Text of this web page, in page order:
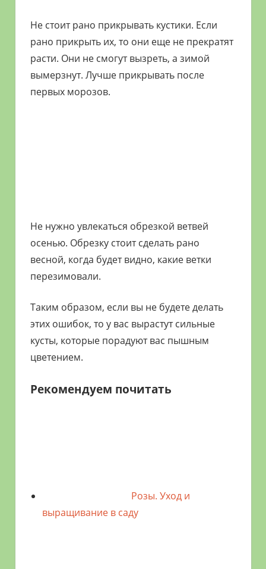
Не стоит рано прикрывать кустики. Если
рано прикрыть их, то они еще не прекратят
расти. Они не смогут вызреть, а зимой
вымерзнут. Лучше прикрывать после
первых морозов.
Не нужно увлекаться обрезкой ветвей
осенью. Обрезку стоит сделать рано
весной, когда будет видно, какие ветки
перезимовали.
Таким образом, если вы не будете делать
этих ошибок, то у вас вырастут сильные
кусты, которые порадуют вас пышным
цветением.
Рекомендуем почитать
Розы. Уход и
выращивание в саду